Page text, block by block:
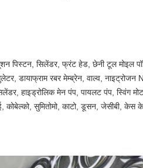
पिस्टन, सिलेंडर, फ्रंट हेड, छेनी टूल मोइल
डायाफ्राम रबर मेम्ब्रेन, वाल्व, नाइट्रोजन
हाइड्रोलिक मेन पंप, पायलट पंप, स्विंग
हुंडई, कोबेल्को, सुमितोमो, काटो, डूसन,